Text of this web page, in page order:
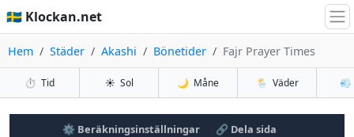
🇸🇪 Klockan.net
Hem Städer Akashi Bönetider Fajr Prayer Times
⏱️ Tid ☀️ Sol 🌙 Måne 🌦️ Väder 💨
⚙️ Beräkningsinställningar 🔗 Dela sida